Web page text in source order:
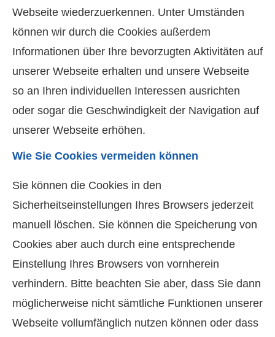
Webseite wiederzuerkennen. Unter Umständen
können wir durch die Cookies außerdem
Informationen über Ihre bevorzugten Aktivitäten auf
unserer Webseite erhalten und unsere Webseite
so an Ihren individuellen Interessen ausrichten
oder sogar die Geschwindigkeit der Navigation auf
unserer Webseite erhöhen.
Wie Sie Cookies vermeiden können
Sie können die Cookies in den
Sicherheitseinstellungen Ihres Browsers jederzeit
manuell löschen. Sie können die Speicherung von
Cookies aber auch durch eine entsprechende
Einstellung Ihres Browsers von vornherein
verhindern. Bitte beachten Sie aber, dass Sie dann
möglicherweise nicht sämtliche Funktionen unserer
Webseite vollumfänglich nutzen können oder dass